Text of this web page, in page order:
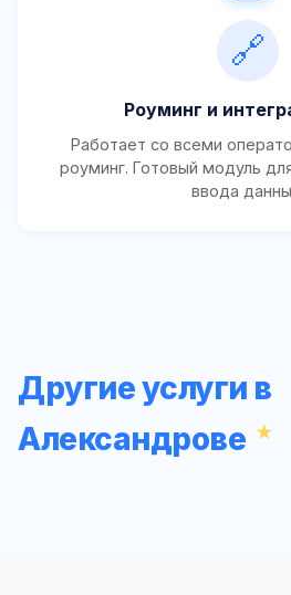
🔗
Роуминг и
Работает со всеми
роуминг. Готовый модуль
ввода
Другие услуги в
Александрове